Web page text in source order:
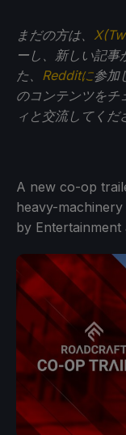
まだの方は、
ーし、新しい記事
た、 Redditに参加
のコンテンツをチ
ィと交流してくだ
A new co-op
heavy-
by